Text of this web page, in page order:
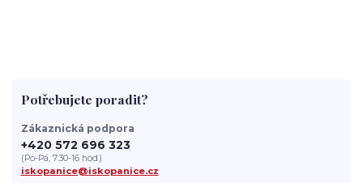
Potřebujete poradit?
Zákaznická podpora
+420 572 696 323
(Po-Pá, 7:30-16 hod.)
iskopanice@iskopanice.cz